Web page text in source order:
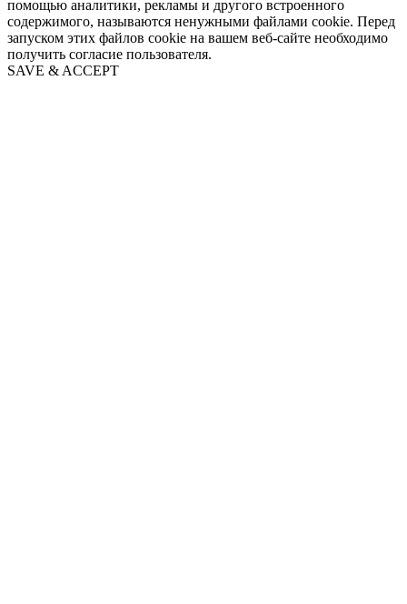
помощью аналитики, рекламы и другого встроенного
содержимого, называются ненужными файлами cookie. Перед
запуском этих файлов cookie на вашем веб-сайте необходимо
получить согласие пользователя.
SAVE & ACCEPT